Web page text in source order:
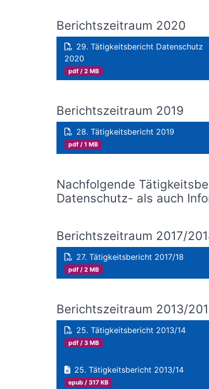
Berichtszeitraum 2020
29. Tätigkeitsbericht Datenschutz
2020
pdf / 2 MB
Berichtszeitraum 2019
28. Tätigkeitsbericht 2019
pdf / 1 MB
Nachfolgende
Datenschutz- als auch
Berichtszeitraum 2017/
27. Tätigkeitsbericht 2017/18
pdf / 2 MB
Berichtszeitraum 2013/
25. Tätigkeitsbericht 2013/14
pdf / 3 MB
25. Tätigkeitsbericht 2013/14
epub / 317 KB